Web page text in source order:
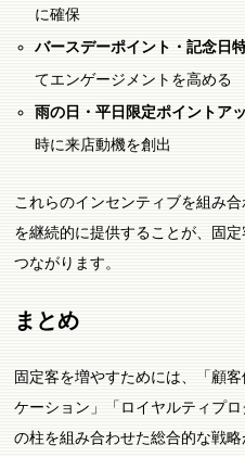
に確保
バースデーポイント・記念日
てエンゲージメントを高める
雨の日・平日限定ポイントア
時に来店動機を創出
これらのインセンティブを組み
を継続的に提供することが、固
つながります。
まとめ
固定客を増やすためには、「顧
ケーション」「ロイヤルティプ
の柱を組み合わせた総合的な戦